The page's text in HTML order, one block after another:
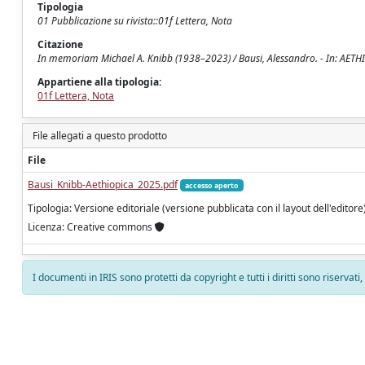
Tipologia
01 Pubblicazione su rivista::01f Lettera, Nota
Citazione
In memoriam Michael A. Knibb (1938–2023) / Bausi, Alessandro. - In:
Appartiene alla tipologia:
01f Lettera, Nota
File allegati a questo prodotto
File
Bausi_Knibb-Aethiopica_2025.pdf
accesso aperto
Tipologia: Versione editoriale (versione pubblicata con il layout
Licenza: Creative commons
I documenti in IRIS sono protetti da copyright e tutti i diritti sono